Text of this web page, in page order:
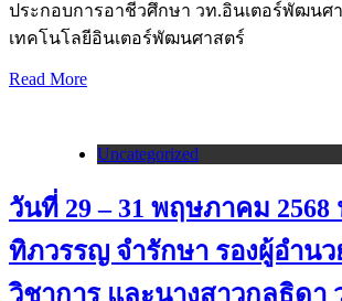
ประกอบการอาชีวศึกษา วท.อินเตอร์พัฒนศ
เทคโนโลยีอินเตอร์พัฒนศาสตร์
Read More
Uncategorized
วันที่ 29 – 31 พฤษภาคม 2568
ทิภวรรญ จำรักษา รองผู้อำนว
วิชาการ และนางสาวกุลธิดา